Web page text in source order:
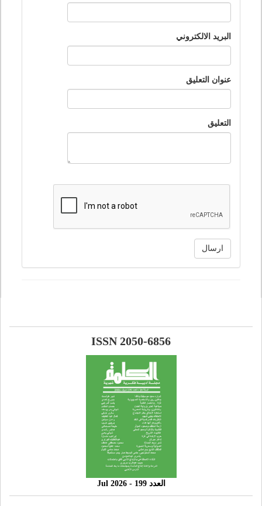
البريد الالكتروني
عنوان التعليق
التعليق
ارسال
ISSN 2050-6856
العدد 199 - 2026 Jul